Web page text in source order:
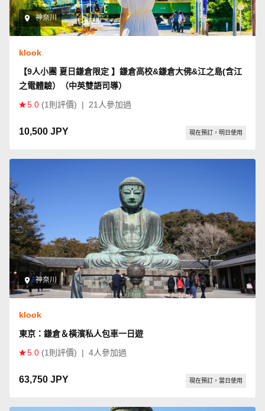
神奈川
klook
【9人小團 夏日鎌倉限定 】鎌倉高校&鎌倉大佛&江之島(含江
之電體驗）（中英雙語司導）
5.0 (1則評價) | 21人參加過
10,500 JPY 現在預訂，明日使用
神奈川
klook
東京：鎌倉＆橫濱私人包車一日遊
5.0 (1則評價) | 4人參加過
63,750 JPY 現在預訂，當日使用